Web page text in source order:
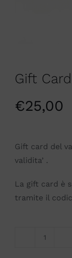
Gift
€25,00
Gift card del
validita’ .
La gift card è
tramite il